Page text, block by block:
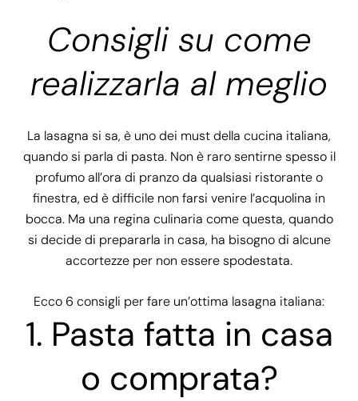
Consigli su come
realizzarla al meglio
La lasagna si sa, è uno dei must della cucina italiana,
quando si parla di pasta. Non è raro sentirne spesso il
profumo all’ora di pranzo da qualsiasi ristorante o
finestra, ed è difficile non farsi venire l’acquolina in
bocca. Ma una regina culinaria come questa, quando
si decide di prepararla in casa, ha bisogno di alcune
accortezze per non essere spodestata.
Ecco 6 consigli per fare un’ottima lasagna italiana:
1. Pasta fatta in casa
o comprata?